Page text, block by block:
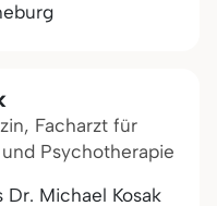
Facharzt für
Psychotherapie
Dr. Michael Kosak